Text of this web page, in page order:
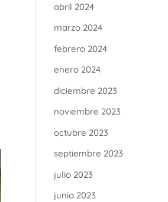
abril 2024
marzo 2024
febrero 2024
enero 2024
diciembre 2023
noviembre 2023
octubre 2023
septiembre 2023
julio 2023
junio 2023